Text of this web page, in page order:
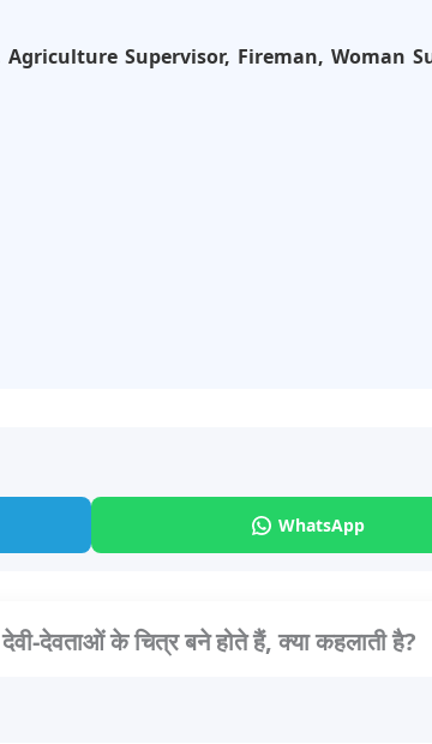
Agriculture Supervisor, Fireman, Woman
WhatsApp
देवताओं के चित्र बने होते हैं, क्या कहलाती है?